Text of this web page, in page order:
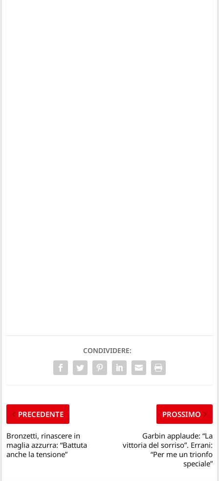
CONDIVIDERE:
PRECEDENTE
Bronzetti, rinascere in
maglia azzurra: “Battuta
anche la tensione”
PROSSIMO
Garbin applaude: “La
vittoria del sorriso”. Errani:
“Per me un trionfo
speciale”